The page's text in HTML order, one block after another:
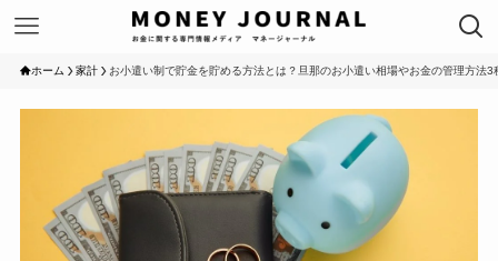
ホーム 家計 お小遣い制で貯金を貯める方法とは？旦那のお小遣い相場やお金の管理方法3